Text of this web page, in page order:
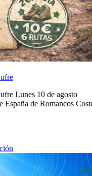
Lunes 10 de agosto
España de Romancos